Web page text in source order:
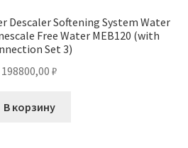
Descaler Softening System Water
Free Water MEB120 (with
Set 3)
198800,00 ₽
В корзину